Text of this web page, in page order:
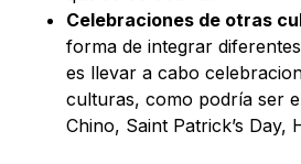
Celebraciones de otras
forma de integrar
es llevar a cabo
culturas, como podría ser
Chino, Saint Patrick’s Day,